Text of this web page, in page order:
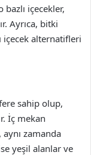
içecekler,
Ayrıca, bitki
içecek alternatifleri
sahip olup,
İç mekan
zamanda
yeşil alanlar ve